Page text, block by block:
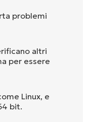
problemi
altri
per essere
Linux, e
bit.